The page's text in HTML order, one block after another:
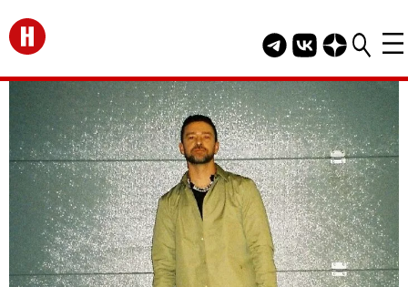
Перейти на главную
Telegram канал
Группа HELLO
Канал